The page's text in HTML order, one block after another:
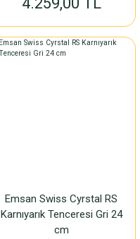
Emsan Swiss Cyrstal RS
Karnıyarık Tenceresi Gri 24
cm